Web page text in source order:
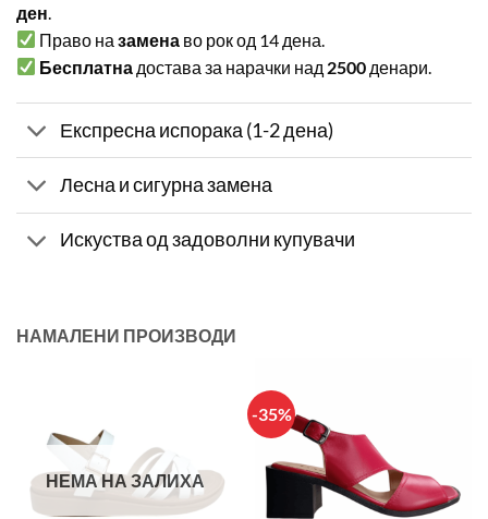
ден
Право назамена во рок од 14 дена.
Бесплатна достава за нарачки над 2500 денари.
Експресна испорака (1-2 дена)
Лесна и сигурна замена
Искуства од задоволни купувачи
НАМАЛЕНИ ПРОИЗВОДИ
НЕМА НА ЗАЛИХА
-35%